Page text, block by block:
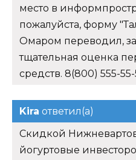
место в
пожалуйста, форму
Омаром переводил,
тщательная оценка
средств. 8(800) 555-
Kira ответил(а)
Скидкой
йогуртовые